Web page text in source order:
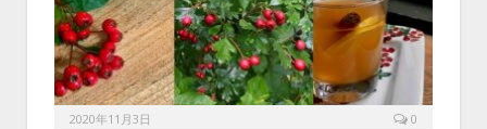
2020年11月3日 0